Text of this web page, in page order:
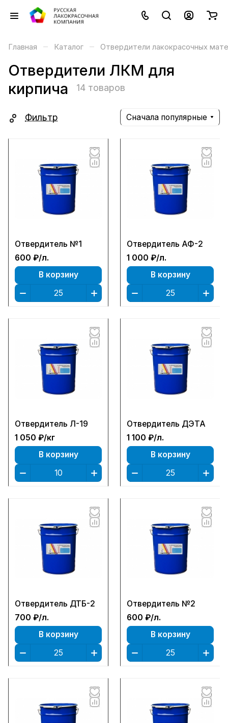
Главная – Каталог – Отвердители лакокрасочных
Отвердители ЛКМ для
кирпича
14 товаров
Фильтр Сначала популярные
Отвердитель №1
600 ₽/л.
В корзину
Отвердитель АФ-2
1 000 ₽/л.
В корзину
Отвердитель Л-19
1 050 ₽/кг
В корзину
Отвердитель ДЭТА
1 100 ₽/л.
В корзину
Отвердитель ДТБ-2
700 ₽/л.
В корзину
Отвердитель №2
600 ₽/л.
В корзину